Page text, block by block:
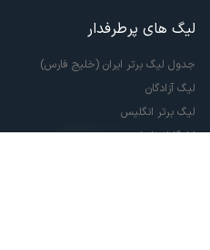
لیگ های پرطرفدار
جدول لیگ برتر ایران (خلیج فارس)
لیگ آزادگان
لیگ برتر انگلیس
لالیگا اسپانیا